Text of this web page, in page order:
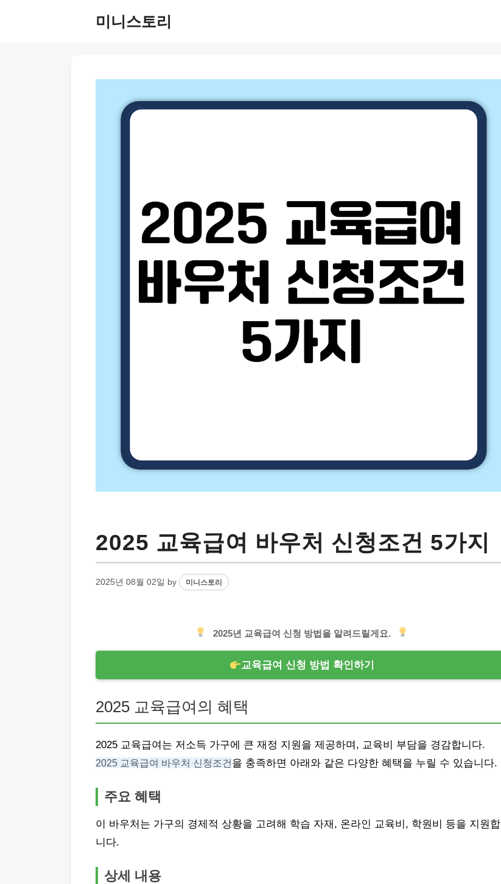
미니스토리
2025 교육급여 바우처 신청조건 5가지
2025년 08월 02일 by 미니스토리
2025년 교육급여 신청 방법을 알려드릴게요.
교육급여 신청 방법 확인하기
2025 교육급여의 혜택
2025 교육급여는 저소득 가구에 큰 재정 지원을 제공하며, 교육비 부담을 경감합니다.
2025 교육급여 바우처 신청조건을 충족하면 아래와 같은 다양한 혜택을 누릴 수 있습니다.
주요 혜택
이 바우처는 가구의 경제적 상황을 고려해 학습 자재, 온라인 교육비, 학원비 등을 지원합
니다.
상세 내용